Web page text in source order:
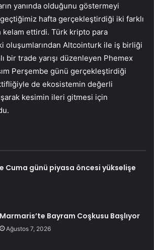
yanında olduğunu göstermeyi
hafta gerçekleştirdiği iki farklı
ettirdi. Türk kripto para
oluşumlarından Altcointurk ile iş birliği
bir trade yarışı düzenleyen Phemex
Perşembe günü gerçekleştirdiği
de ekosistemin değerli
kesimin ileri gitmesi için
Cuma günü piyasa öncesi yükselişe
Marmaris’te Bayram Coşkusu Başlıyor
Ağustos 7, 2026